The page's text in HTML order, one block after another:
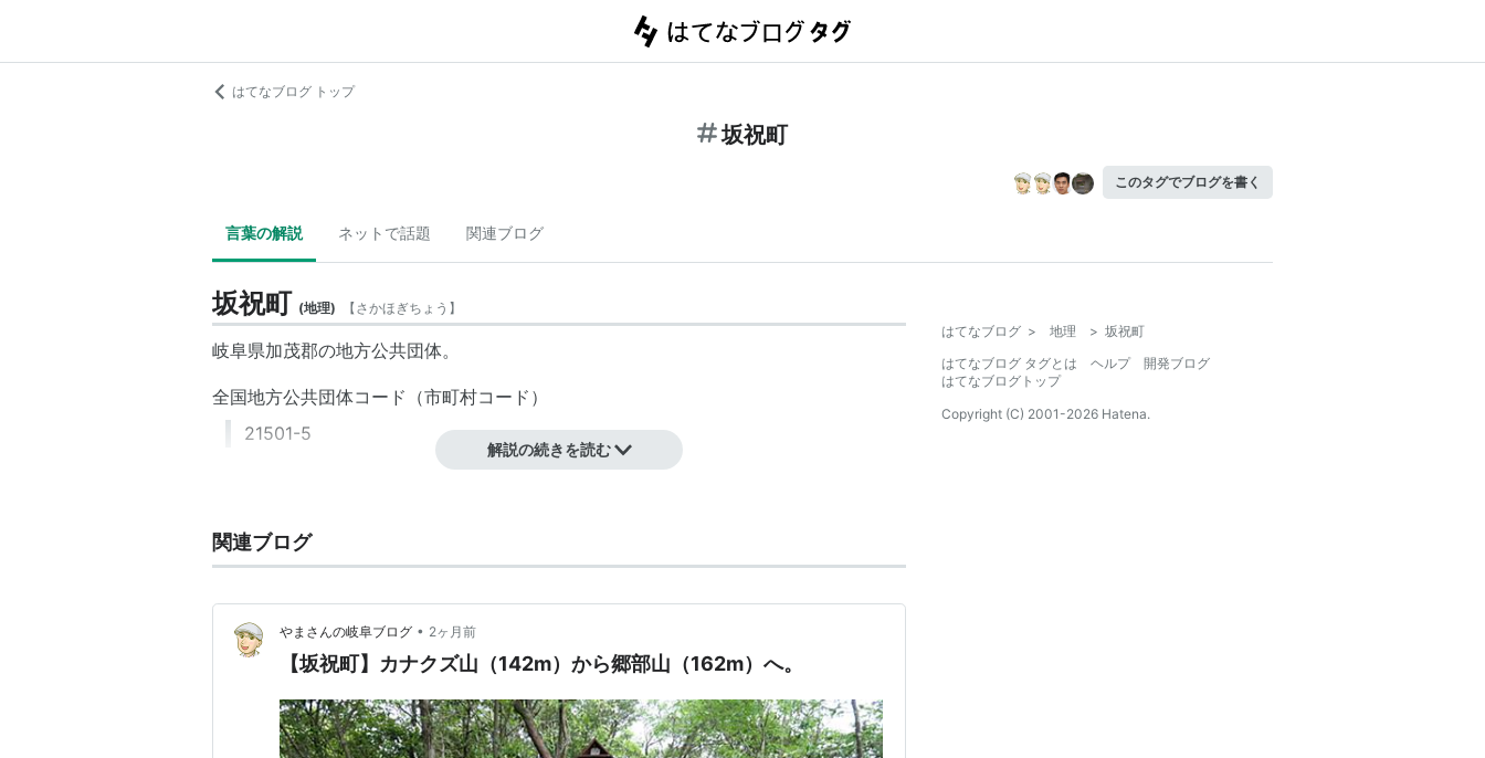
はてなブログ トップ
坂祝町
このタグでブログを書く
言葉の解説 ネットで話題 関連ブログ
坂祝町 (地理) 【さかほぎちょう 】
岐阜県加茂郡の地方公共団体。
全国地方公共団体コード （市町村コード ）
21501-5
解説の続きを読む
関連ブログ
やまさんの岐阜ブログ • 2ヶ月前
【坂祝町】カナクズ山（142m）から郷部山（162m）へ。
はてなブログ > 地理 > 坂祝町
はてなブログ タグとは
ヘルプ
開発ブログ
はてなブログトップ
Copyright (C) 2001-2026 Hatena.